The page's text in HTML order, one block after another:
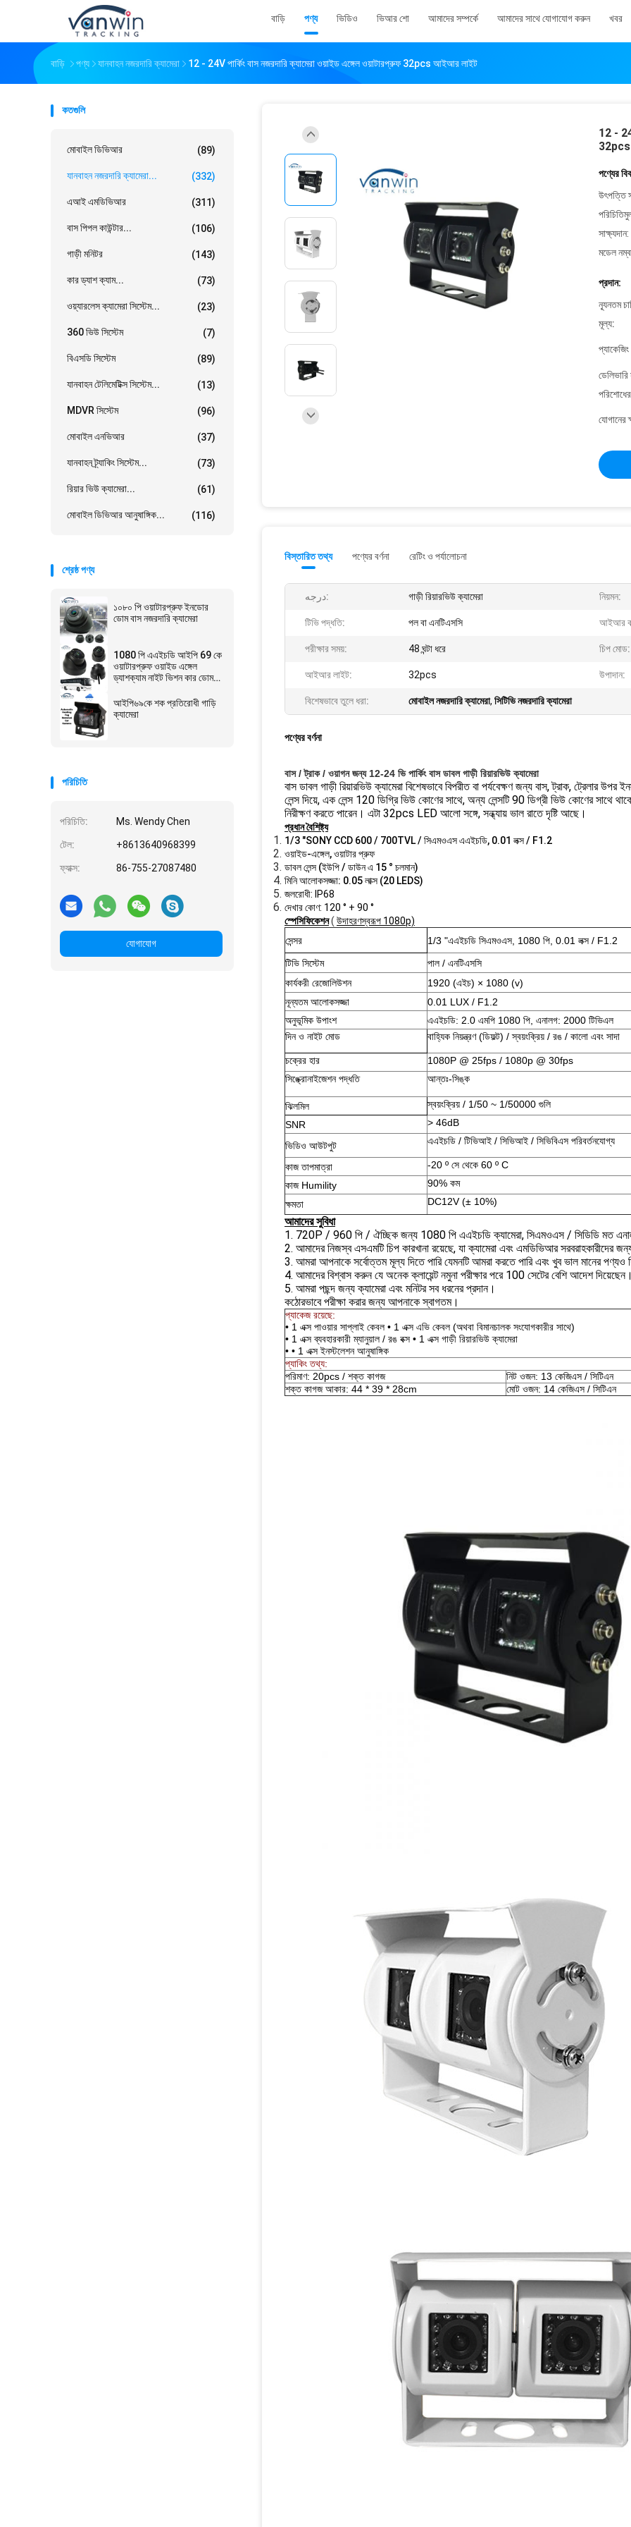
বাড়ি পণ্য ভিডিও ভিআর শো আমাদের সম্পর্কে আমাদের সাথে যোগাযোগ করুন খবর
বাড়ি পণ্য যানবাহন নজরদারি ক্যামেরা 12 - 24V পার্কিং বাস নজরদারি ক্যামেরা ওয়াইড এঙ্গেল ওয়াটারপ্রুফ 32pcs আইআর লাইট
কতগুলি
মোবাইল ডিভিআর (89)
যানবাহন নজরদারি ক্যামেরা... (332)
এআই এমডিভিআর (311)
বাস পিপল কাউন্টার... (106)
গাড়ী মনিটর (143)
কার ড্যাশ ক্যাম... (73)
ওয়্যারলেস ক্যামেরা সিস্টেম... (23)
360 ভিউ সিস্টেম (7)
বিএসডি সিস্টেম (89)
যানবাহন টেলিমেটিক্স সিস্টেম... (13)
MDVR সিস্টেম (96)
মোবাইল এনভিআর (37)
যানবাহন ট্র্যাকিং সিস্টেম... (73)
রিয়ার ভিউ ক্যামেরা... (61)
মোবাইল ডিভিআর আনুষাঙ্গিক... (116)
শ্রেষ্ঠ পণ্য
১০৮০ পি ওয়াটারপ্রুফ ইনডোর
ডোম বাস নজরদারি ক্যামেরা
1080 পি এএইচডি আইপি 69 কে
ওয়াটারপ্রুফ ওয়াইড এঙ্গেল
ড্যাশক্যাম নাইট ভিশন কার ডোম
আইপি৬৯কে শক প্রতিরোধী গাড়ি
ক্যামেরা
পরিচিতি
পরিচিতি: Ms. Wendy Chen
টেল: +8613640968399
ফ্যাক্স: 86-755-27087480
যোগাযোগ
12 -
32pcs
পণ্যের
উৎপত্তি
সাক্ষ্যদান:
মডেল
প্রদান:
ন্যূনতম
মূল্য:
যোগানের
বিস্তারিত তথ্য পণ্যের বর্ণনা রেটিং ও পর্যালোচনা
درجه: গাড়ী রিয়ারভিউ ক্যামেরা নিয়মন:
টিভি পদ্ধতি: পল বা এনটিএসসি আইআর
পরীক্ষার সময়: 48 ঘন্টা ধরে চিপ মোড:
আইআর লাইট: 32pcs উপাদান:
বিশেষভাবে তুলে ধরা: মোবাইল নজরদারি ক্যামেরা, সিটিভি নজরদারি ক্যামেরা
পণ্যের বর্ণনা
বাস / ট্রাক / ওয়াগন জন্য 12-24 ভি পার্কিং বাস ডাবল গাড়ী রিয়ারভিউ ক্যামেরা
বাস ডাবল গাড়ী রিয়ারভিউ ক্যামেরা বিশেষভাবে বিপরীত বা পর্যবেক্ষণ জন্য বাস, ট্রাক, ট্রেলার উপর
লেন্স দিয়ে, এক লেন্স 120 ডিগ্রি ভিউ কোণের সাথে, অন্য লেন্সটি 90 ডিগ্রী ভিউ কোণের সাথে
নিরীক্ষণ করতে পারেন। এটা 32pcs LED আলো সঙ্গে, সন্ধ্যায় ভাল রাতে দৃষ্টি আছে।
প্রধান বৈশিষ্ট্য
1/3 "SONY CCD 600 / 700TVL / সিএমওএস এএইচডি, 0.01 লক্স / F1.2
ওয়াইড-এঙ্গেল, ওয়াটার প্রুফ
ডাবল লেন্স (ইউপি / ডাউন এ 15 ° চলমান)
মিনি আলোকসজ্জা: 0.05 লাক্স (20 LEDS)
জলরোধী: IP68
দেখার কোণ: 120 ° + 90 °
স্পেসিফিকেশন( উদাহরণস্বরূপ 1080p)
সেন্সর
1/3 "এএইচডি সিএমওএস, 1080 পি, 0.01 লক্স / F1.2
টিভি সিস্টেম
পাল / এনটিএসসি
কার্যকরী রেজোলিউশন
1920 (এইচ) × 1080 (v)
নূন্যতম আলোকসজ্জা
0.01 LUX / F1.2
অনুভূমিক উপাংশ
এএইচডি: 2.0 এমপি 1080 পি, এনালগ: 2000 টিভিএল
দিন ও নাইট মোড
বাহ্যিক নিয়ন্ত্রণ (ডিফল্ট) / স্বয়ংক্রিয় / রঙ / কালো এবং সাদা
চক্রের হার
1080P @ 25fps / 1080p @ 30fps
সিঙ্ক্রোনাইজেশন পদ্ধতি
আন্তঃ-সিঙ্ক
ঝিলমিল
স্বয়ংক্রিয় / 1/50 ~ 1/50000 গুলি
SNR
> 46dB
ভিডিও আউটপুট এএইচডি / টিভিআই / সিভিআই / সিভিবিএস পরিবর্তনযোগ্য
কাজ তাপমাত্রা
-20 º সে থেকে 60 º C
কাজ Humility
90% কম
ক্ষমতা
DC12V (± 10%)
আমাদের সুবিধা
1. 720P / 960 পি / ঐচ্ছিক জন্য 1080 পি এএইচডি ক্যামেরা, সিএমওএস / সিডিডি মত
2. আমাদের নিজস্ব এসএমটি চিপ কারখানা রয়েছে, যা ক্যামেরা এবং এমডিভিআর সরবরাহকারীদের
3. আমরা আপনাকে সর্বোত্তম মূল্য দিতে পারি যেমনটি আমরা করতে পারি এবং খুব ভাল মানের পণ্যও
4. আমাদের বিশ্বাস করুন যে অনেক ক্লায়েন্ট নমুনা পরীক্ষার পরে 100 সেটের বেশি আদেশ
5. আমরা পছন্দ জন্য ক্যামেরা এবং মনিটর সব ধরনের প্রদান।
কঠোরভাবে পরীক্ষা করার জন্য আপনাকে স্বাগতম।
প্যাকেজ রয়েছে:
• 1 এক্স পাওয়ার সাপ্লাই কেবল • 1 এক্স এভি কেবল (অথবা বিমানচালক সংযোগকারীর সাথে)
• 1 এক্স ব্যবহারকারী ম্যানুয়াল / রঙ বক্স • 1 এক্স গাড়ী রিয়ারভিউ ক্যামেরা
• • 1 এক্স ইনস্টলেশন আনুষাঙ্গিক
প্যাকিং তথ্য:
পরিমাণ: 20pcs / শক্ত কাগজ
নিট ওজন: 13 কেজিএস / সিটিএন
শক্ত কাগজ আকার: 44 * 39 * 28cm
মোট ওজন: 14 কেজিএস / সিটিএন